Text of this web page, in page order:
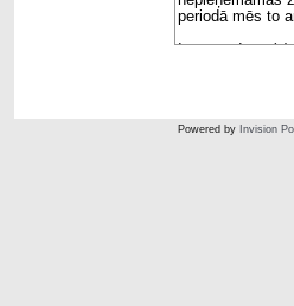
Powered by Invision